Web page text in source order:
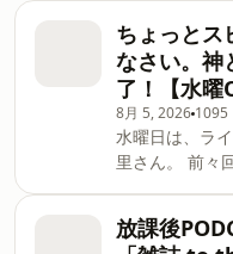
集、白夜書房
緒に紹介して
about your ad
ちょっとス
なさい。神
了！【水
8月 5, 2026 1095
水曜日は、ラ
里さん。 前々回のOP直前に大切なもの
送終了後、奇
今度は体調不
放課後